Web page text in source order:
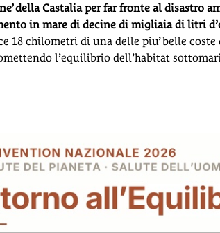
della Castalia per far fronte al disastro
in mare di decine di migliaia di litri
18 chilometri di una delle piu’ belle
l’equilibrio dell’habitat